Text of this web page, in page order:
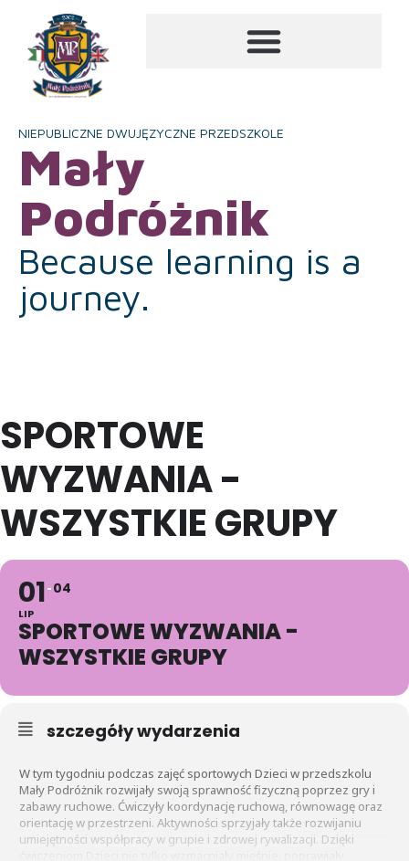
NIEPUBLICZNE DWUJĘZYCZNE PRZEDSZKOLE
Mały
Podróżnik
Because learning is a
journey.
SPORTOWE
WYZWANIA -
WSZYSTKIE GRUPY
01
LIP
04
SPORTOWE WYZWANIA -
WSZYSTKIE GRUPY
szczegóły wydarzenia
W tym tygodniu podczas zajęć sportowych Dzieci w przedszkolu
Mały Podróżnik rozwijały swoją sprawność fizyczną poprzez gry i
zabawy ruchowe. Ćwiczyły koordynację ruchową, równowagę oraz
orientację w przestrzeni. Aktywności sprzyjały także rozwijaniu
umiejętności współpracy w grupie i zdrowej rywalizacji. Dzięki